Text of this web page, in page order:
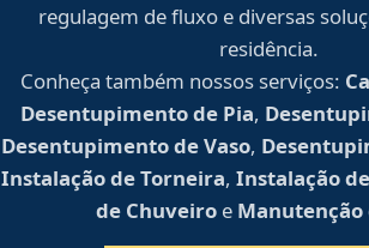
regulagem de fluxo e diversas
residência.
Conheça também nossos serviços:
Desentupimento de Pia,
Desentupimento de Vaso,
Instalação de Torneira, Instalação
de Chuveiro e Manutenção